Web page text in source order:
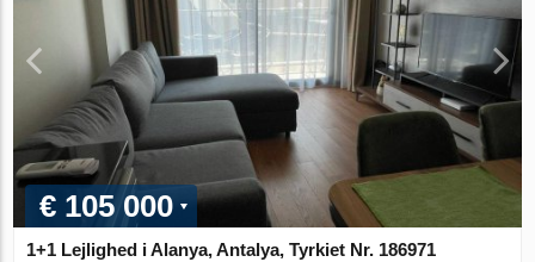
€ 105 000
1+1 Lejlighed i Alanya, Antalya, Tyrkiet Nr. 186971